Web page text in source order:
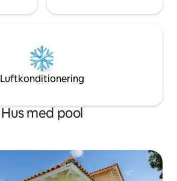
Luftkonditionering
Hus med pool